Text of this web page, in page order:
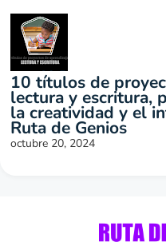
10 títulos de
lectura y escritura,
la creatividad y el
Ruta de Genios
octubre 20, 2024